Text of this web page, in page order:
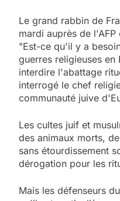
Le grand rabbin de
mardi auprès de
"Est-ce qu'il y a
guerres religieuses
interdire l'abattage
interrogé le chef
communauté juive
Les cultes juif et
des animaux morts,
sans étourdissement
dérogation pour les
Mais les défenseurs